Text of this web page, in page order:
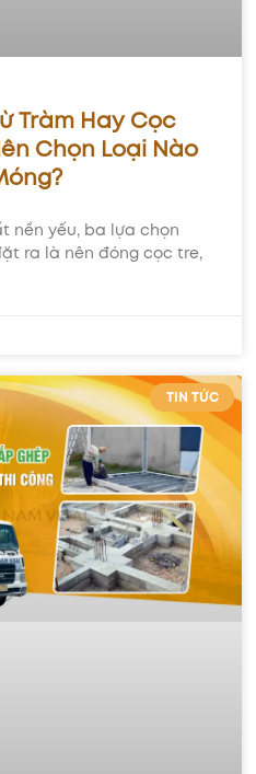
Tràm Hay Cọc
Chọn Loại Nào
nền yếu, ba lựa chọn
ra là nên đóng cọc tre,
TIN TỨC